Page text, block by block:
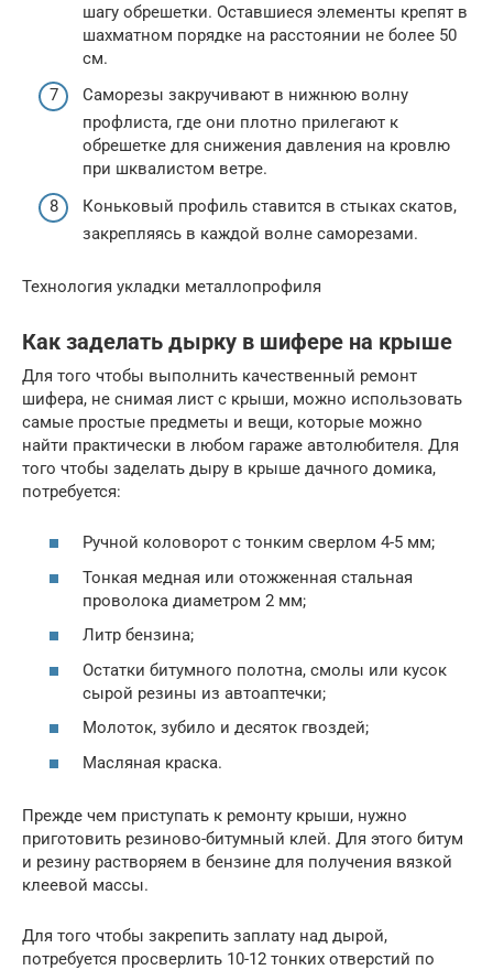
шагу обрешетки. Оставшиеся элементы крепят в
шахматном порядке на расстоянии не более 50
см.
Саморезы закручивают в нижнюю волну
профлиста, где они плотно прилегают к
обрешетке для снижения давления на кровлю
при шквалистом ветре.
Коньковый профиль ставится в стыках скатов,
закрепляясь в каждой волне саморезами.
Технология укладки металлопрофиля
Как заделать дырку в шифере на крыше
Для того чтобы выполнить качественный ремонт
шифера, не снимая лист с крыши, можно использовать
самые простые предметы и вещи, которые можно
найти практически в любом гараже автолюбителя. Для
того чтобы заделать дыру в крыше дачного домика,
потребуется:
Ручной коловорот с тонким сверлом 4-5 мм;
Тонкая медная или отожженная стальная
проволока диаметром 2 мм;
Литр бензина;
Остатки битумного полотна, смолы или кусок
сырой резины из автоаптечки;
Молоток, зубило и десяток гвоздей;
Масляная краска.
Прежде чем приступать к ремонту крыши, нужно
приготовить резиново-битумный клей. Для этого битум
и резину растворяем в бензине для получения вязкой
клеевой массы.
Для того чтобы закрепить заплату над дырой,
потребуется просверлить 10-12 тонких отверстий по